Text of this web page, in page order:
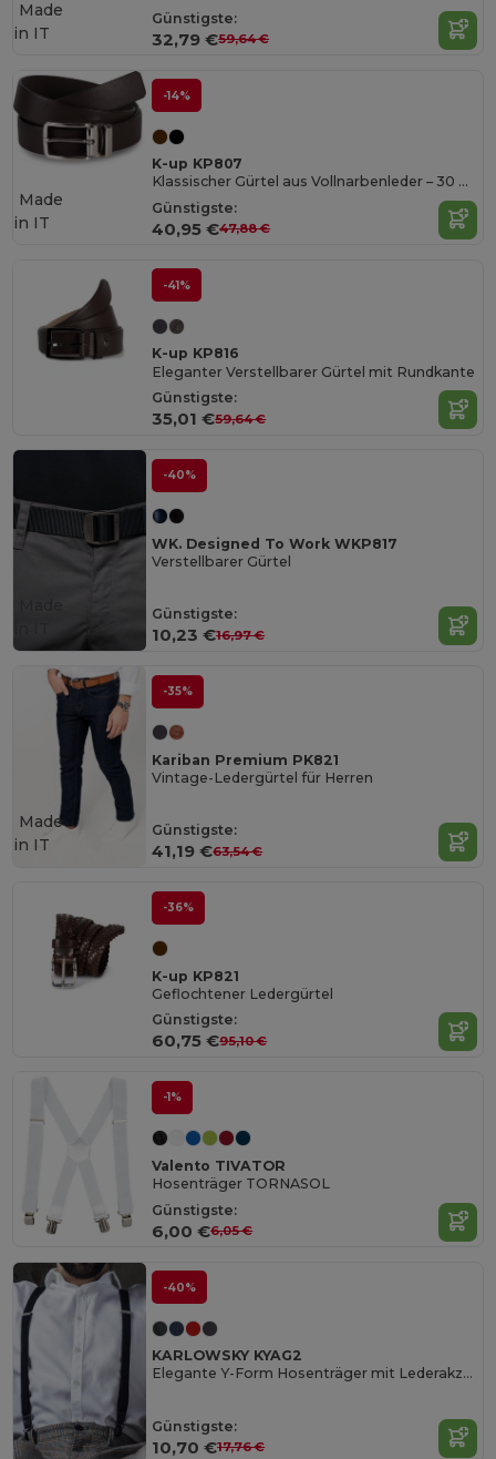
Günstigste:
32,79 €59,64 €
Made
in IT
-14%
K-up KP807
Klassischer Gürtel aus Vollnarbenleder – 30 mm
Günstigste:
40,95 €47,88 €
Made
in IT
-41%
K-up KP816
Eleganter Verstellbarer Gürtel mit Rundkante
Günstigste:
35,01 €59,64 €
-40%
WK. Designed To Work WKP817
Verstellbarer Gürtel
Günstigste:
10,23 €16,97 €
-35%
Kariban Premium PK821
Vintage-Ledergürtel für Herren
Günstigste:
41,19 €63,54 €
Made
in IT
-36%
K-up KP821
Geflochtener Ledergürtel
Günstigste:
60,75 €95,10 €
-1%
Valento TIVATOR
Hosenträger TORNASOL
Günstigste:
6,00 €6,05 €
-40%
KARLOWSKY KYAG2
Elegante Y-Form Hosenträger mit Lederakzenten
Günstigste:
10,70 €17,76 €